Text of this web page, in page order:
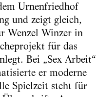
Urnenfriedhof
und zeigt gleich,
Wenzel Winzer in
für das
Bei „Sex Arbeit“
er moderne
Spielzeit steht für